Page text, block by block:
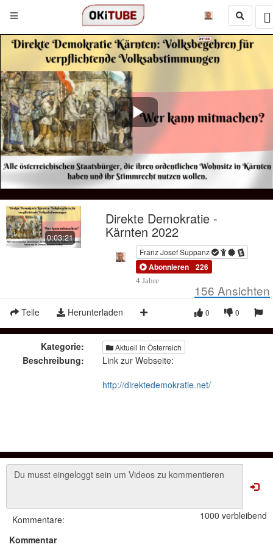
Play
Video
0:03:21
Direkte Demokratie -
Kärnten 2022
Franz Josef Suppanz
Abonnieren 226
4 Jahre
156 Ansichten
Teile Herunterladen 0
0
Kategorie: Aktuell in Österreich
Beschreibung:
Link zur Webseite:
http://direktedemokratie.net/
1000 verbleibend
Kommentare:
Kommentar